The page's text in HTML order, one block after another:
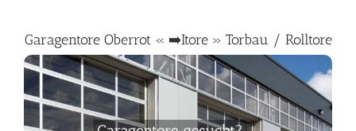
Garagentore Oberrot « ➡️Itore » Torbau / Rolltore